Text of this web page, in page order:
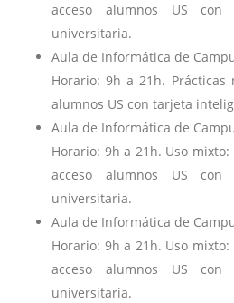
acceso alumnos US con
universitaria.
Aula de Informática de
Horario: 9h a 21h. Prácticas
alumnos US con tarjeta
Aula de Informática de
Horario: 9h a 21h. Uso
acceso alumnos US con
universitaria.
Aula de Informática de
Horario: 9h a 21h. Uso
acceso alumnos US con
universitaria.